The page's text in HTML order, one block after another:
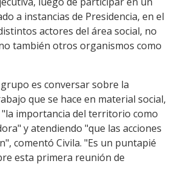
a instancias de Presidencia, en el
actores del área social, no
también otros organismos como
es conversar sobre la
que se hace en material social,
importancia del territorio como
y atendiendo "que las acciones
comentó Civila. "Es un puntapié
esta primera reunión de